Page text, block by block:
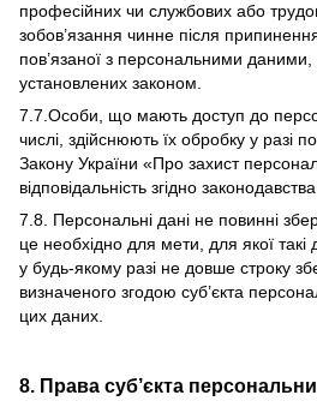
професійних чи службових або
зобов’язання чинне після
пов’язаної з персональними даними,
установлених законом.
7.7.Особи, що мають доступ до
числі, здійснюють їх обробку у разі
Закону України «Про захист
відповідальність згідно
7.8. Персональні дані не повинні
це необхідно для мети, для якої такі
у будь-якому разі не довше строку
визначеного згодою суб’єкта
цих даних.
8. Права суб’єкта